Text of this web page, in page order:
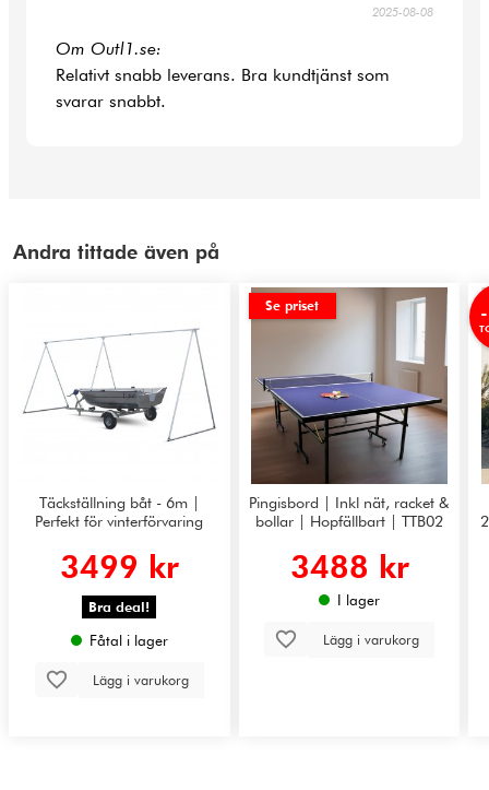
2025-08-08
Om Outl1.se:
Relativt snabb leverans. Bra kundtjänst som
svarar snabbt.
Andra tittade även på
Täckställning båt - 6m |
Perfekt för vinterförvaring
3499 kr
Bra deal!
Fåtal i lager
Lägg i varukorg
Se priset
Pingisbord | Inkl nät, racket &
bollar | Hopfällbart | TTB02
3488 kr
I lager
Lägg i varukorg